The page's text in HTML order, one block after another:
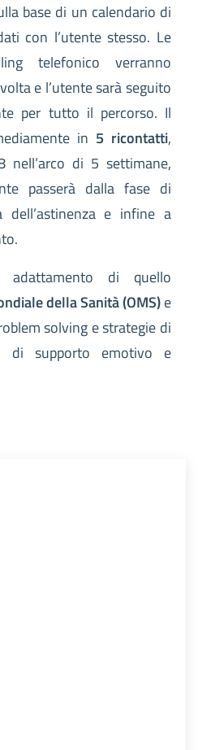
base di un calendario di
con l’utente stesso. Le
telefonico verranno
e l’utente sarà seguito
per tutto il percorso. Il
in 5 ricontatti,
di 5 settimane,
passerà dalla fase di
dell’astinenza e infine a
di quello
della Sanità (OMS)e
solving e strategie di
di supporto emotivo e